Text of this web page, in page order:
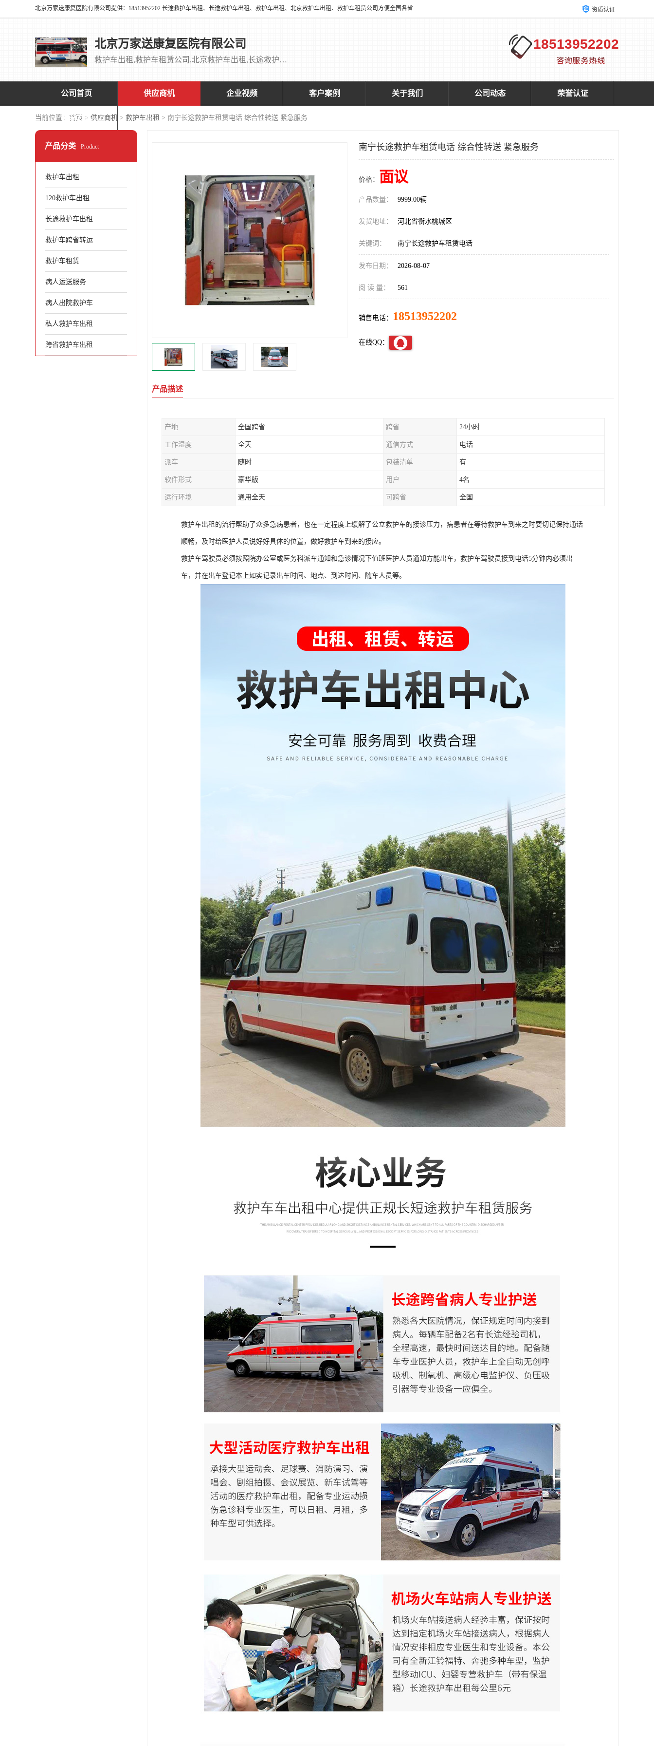
北京万家送康复医院有限公司提供：18513952202 长途救护车出租、长途救护车出租、救护车出租、北京救护车出租、救护车租赁公司方便全国各省市各类患者长途救护车转诊等需求，医帮扶医疗服务有限公司配备多辆福特成人长途监护型救护车，专用监护型儿童及新生儿救护车。 资质认证
北京万家送康复医院有限公司
救护车出租,救护车租赁公司,北京救护车出租,长途救护车出租,长途120救护车出租,120救护车出租长途救护车出租 刘主任：18513952202
18513952202
公司首页 供应商机 企业视频 客户案例 关于我们 公司动态 荣誉认证
联系方式
当前位置： 首页 > 供应商机 > 救护车出租 > 南宁长途救护车租赁电话 综合性转送 紧急服务
产品分类 Product
救护车出租
120救护车出租
长途救护车出租
救护车跨省转运
救护车租赁
病人运送服务
病人出院救护车
私人救护车出租
跨省救护车出租
南宁长途救护车租赁电话 综合性转送 紧急服务
价格： 面议
产品数量： 9999.00辆
发货地址： 河北省衡水桃城区
关键词： 南宁长途救护车租赁电话
发布日期： 2026-08-07
阅 读 量： 561
销售电话： 18513952202
在线QQ：
产品描述
产地 全国跨省 跨省 24小时
工作湿度 全天 通信方式 电话
派车 随时 包装清单 有
软件形式 豪华版 用户 4名
运行环境 通用全天 可跨省 全国
救护车出租的流行帮助了众多急病患者，也在一定程度上缓解了公立救护车的接诊压力，病患者在等待救护车到来之时要切记保持通话
顺畅，及时给医护人员说好好具体的位置，做好救护车到来的接应。
救护车驾驶员必须按照院办公室或医务科派车通知和急诊情况下值班医护人员通知方能出车，救护车驾驶员接到电话5分钟内必须出
车，并在出车登记本上如实记录出车时间、地点、到达时间、随车人员等。